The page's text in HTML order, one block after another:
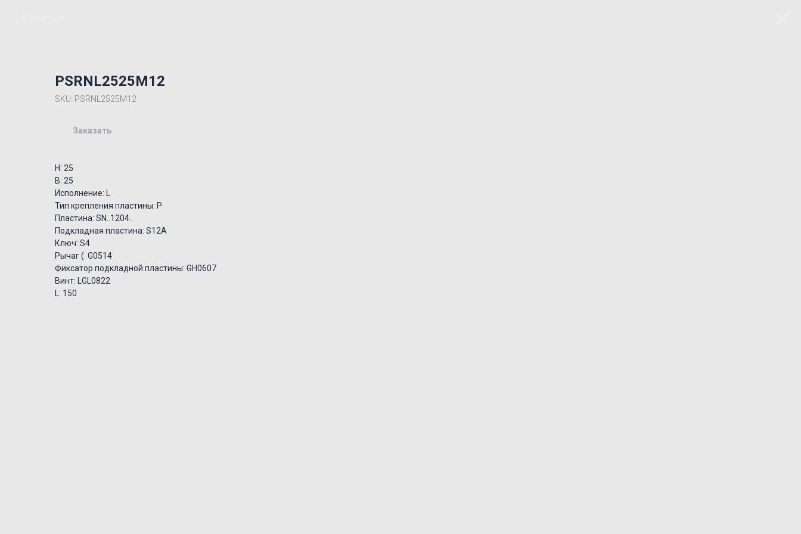
PSRNL2525M12
SKU: PSRNL2525M12
Заказать
H: 25
B: 25
Исполнение: L
Тип крепления пластины: P
Пластина: SN..1204..
Подкладная пластина: S12A
Ключ: S4
Рычаг (: G0514
Фиксатор подкладной пластины: GH0607
Винт: LGL0822
L: 150